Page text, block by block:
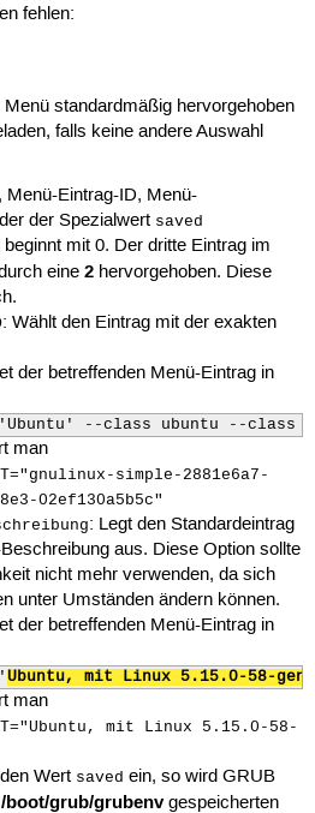
fehlen:
standardmäßig hervorgehoben
falls keine andere Auswahl
Menü-Eintrag-ID, Menü-
der Spezialwert saved
beginnt mit 0. Der dritte Eintrag im
eine2 hervorgehoben. Diese
: Wählt den Eintrag mit der exakten
der betreffenden Menü-Eintrag in
'Ubuntu' --class ubuntu --class
man
simple-2881e6a7-
02ef130a5b5c"
: Legt den Standardeintrag
aus. Diese Option sollte
nicht mehr verwenden, da sich
unter Umständen ändern können.
der betreffenden Menü-Eintrag in
Ubuntu, mit Linux 5.15.0-58-
man
mit Linux 5.15.0-58-
Wert saved ein, so wird GRUB
/boot/grub/grubenvgespeicherten